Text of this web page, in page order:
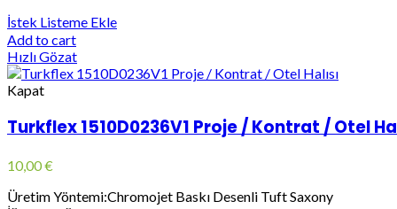
İstek Listeme Ekle
Add to cart
Hızlı Gözat
Kapat
Turkflex 1510D0236V1 Proje / Kontrat / Otel
10,00€
Üretim Yöntemi:Chromojet Baskı Desenli Tuft Saxony